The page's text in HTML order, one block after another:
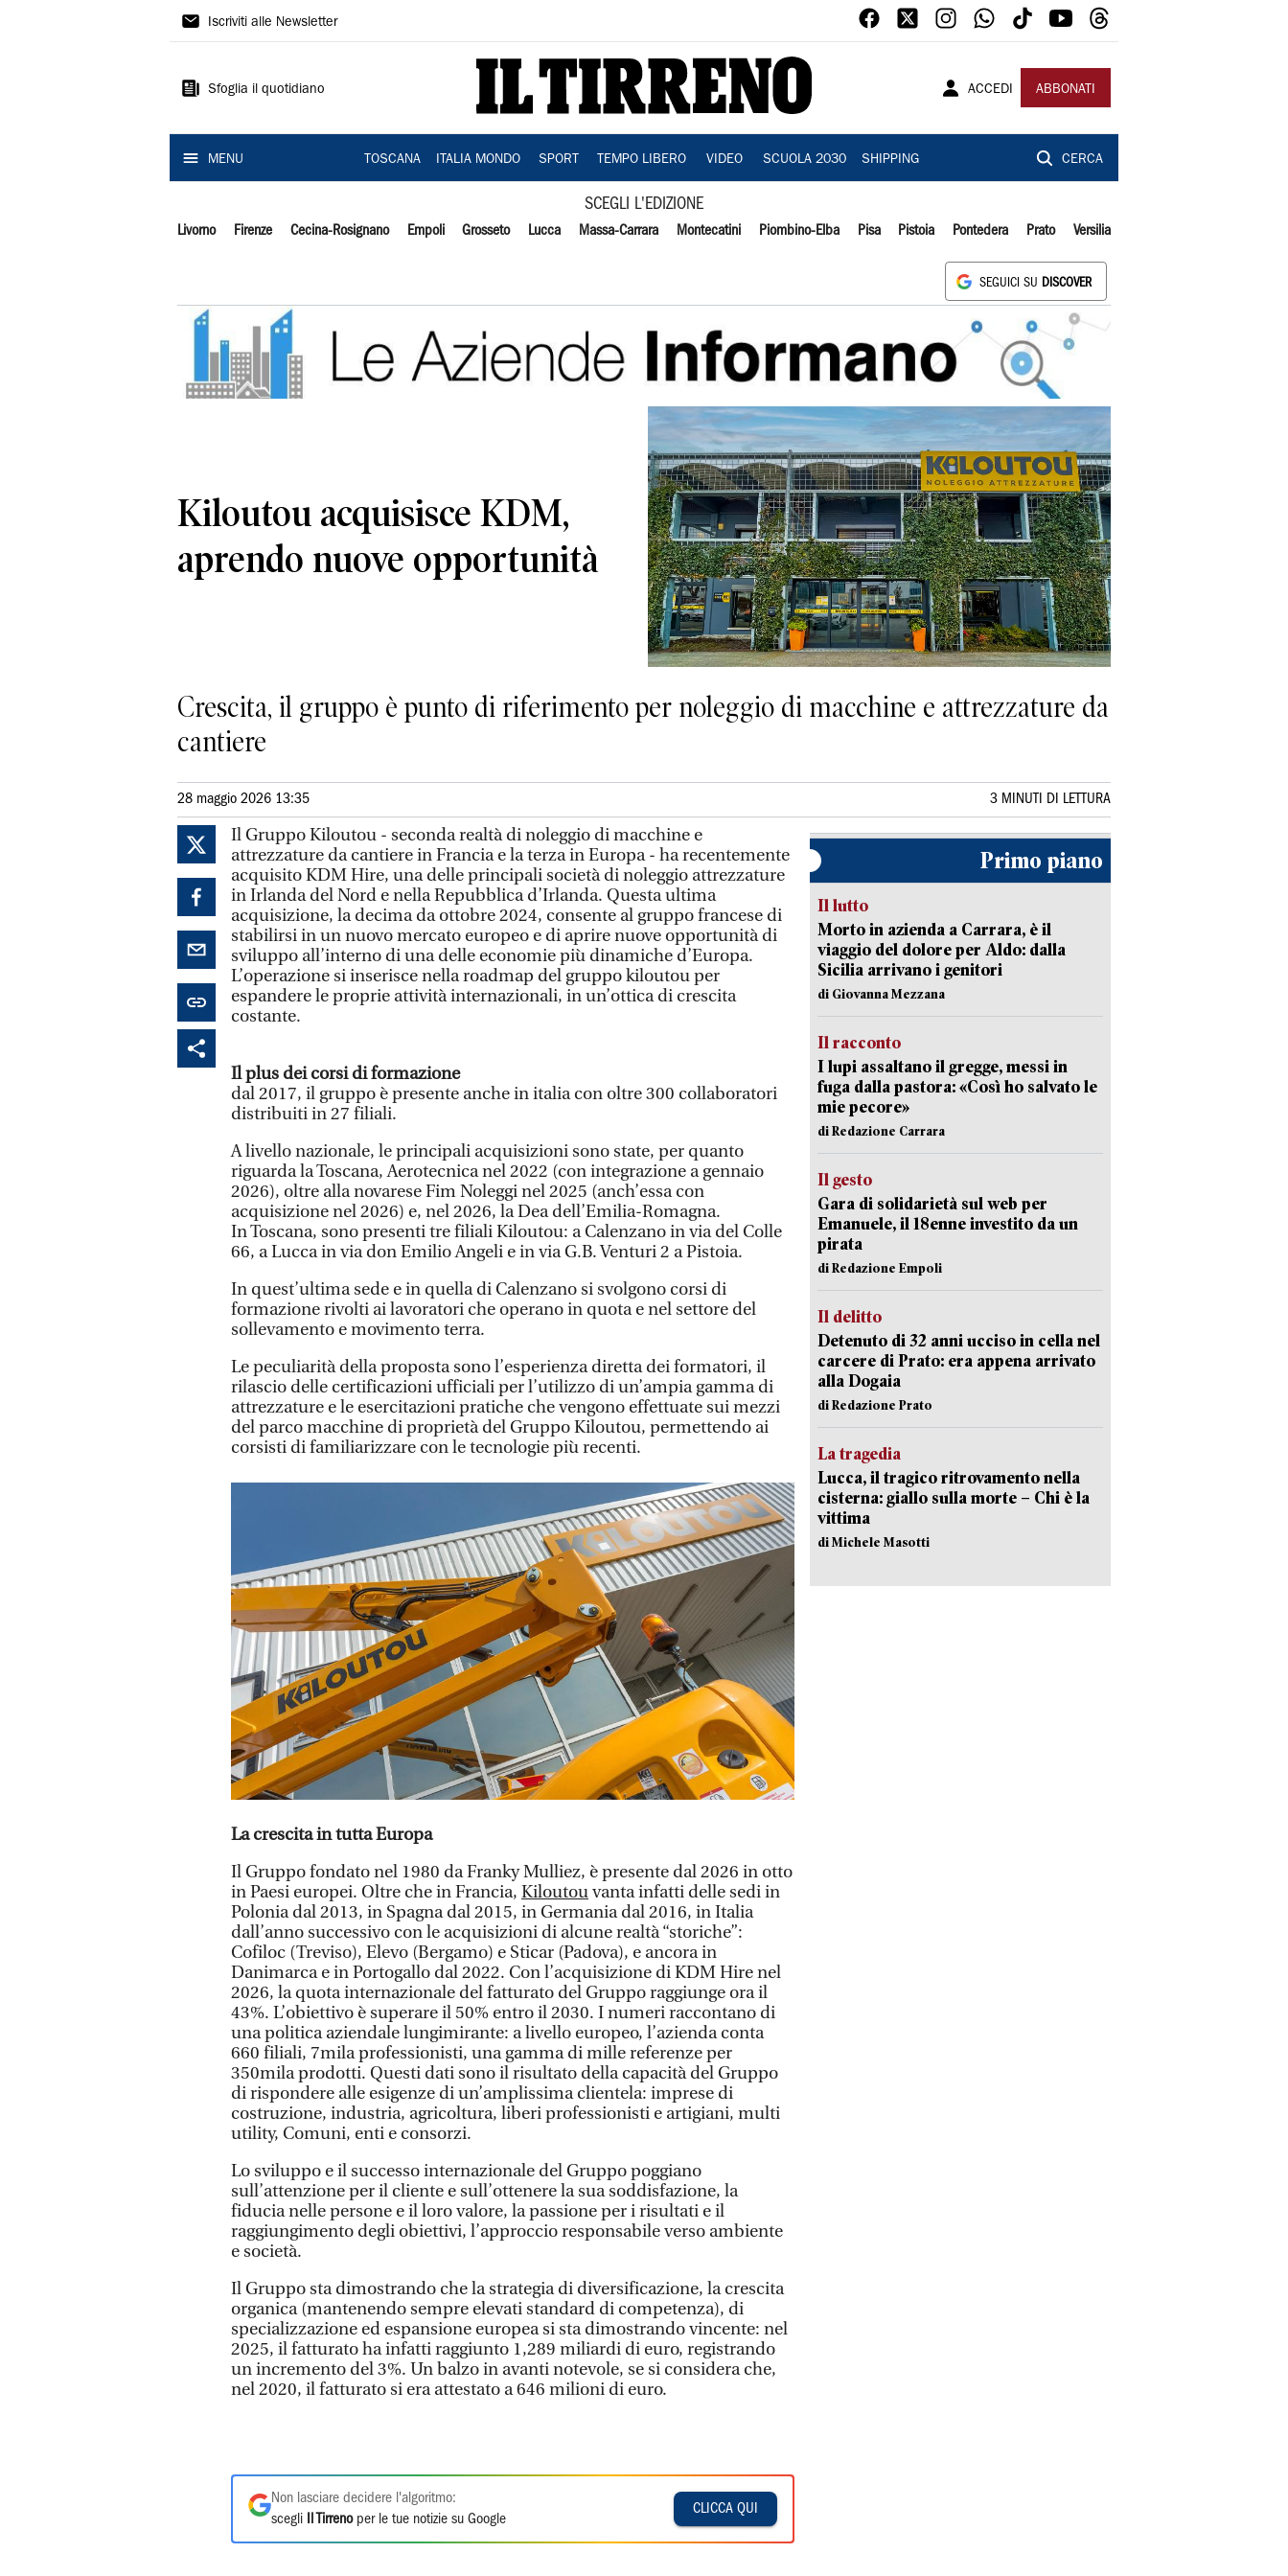
Il
Iscriviti alle Newsletter
Sfoglia il quotidiano ACCEDI ABBONATI
MENU TOSCANA ITALIA MONDO SPORT TEMPO LIBERO VIDEO SCUOLA 2030 SHIPPING CERCA
SCEGLI L'EDIZIONE
Livorno Firenze Cecina-Rosignano Empoli Grosseto Lucca Massa-Carrara Montecatini Piombino-Elba Pisa Pistoia Pontedera Prato Versilia
SEGUICI SU DISCOVER
Kiloutou acquisisce KDM,
aprendo nuove opportunità
Crescita, il gruppo è punto di riferimento per noleggio di macchine e attrezzature da
cantiere
28 maggio 2026 13:35 3 MINUTI DI LETTURA
Il Gruppo Kiloutou - seconda realtà di noleggio di macchine e
attrezzature da cantiere in Francia e la terza in Europa - ha recentemente
acquisito KDM Hire, una delle principali società di noleggio attrezzature
in Irlanda del Nord e nella Repubblica d’Irlanda. Questa ultima
acquisizione, la decima da ottobre 2024, consente al gruppo francese di
stabilirsi in un nuovo mercato europeo e di aprire nuove opportunità di
sviluppo all’interno di una delle economie più dinamiche d’Europa.
L’operazione si inserisce nella roadmap del gruppo kiloutou per
espandere le proprie attività internazionali, in un’ottica di crescita
costante.
Il plus dei corsi di formazione
dal 2017, il gruppo è presente anche in italia con oltre 300 collaboratori
distribuiti in 27 filiali.
A livello nazionale, le principali acquisizioni sono state, per quanto
riguarda la Toscana, Aerotecnica nel 2022 (con integrazione a gennaio
2026), oltre alla novarese Fim Noleggi nel 2025 (anch’essa con
acquisizione nel 2026) e, nel 2026, la Dea dell’Emilia-Romagna.
In Toscana, sono presenti tre filiali Kiloutou: a Calenzano in via del Colle
66, a Lucca in via don Emilio Angeli e in via G.B. Venturi 2 a Pistoia.
In quest’ultima sede e in quella di Calenzano si svolgono corsi di
formazione rivolti ai lavoratori che operano in quota e nel settore del
sollevamento e movimento terra.
Le peculiarità della proposta sono l’esperienza diretta dei formatori, il
rilascio delle certificazioni ufficiali per l’utilizzo di un’ampia gamma di
attrezzature e le esercitazioni pratiche che vengono effettuate sui mezzi
del parco macchine di proprietà del Gruppo Kiloutou, permettendo ai
corsisti di familiarizzare con le tecnologie più recenti.
La crescita in tutta Europa
Il Gruppo fondato nel 1980 da Franky Mulliez, è presente dal 2026 in otto
in Paesi europei. Oltre che in Francia, Kiloutouvanta infatti delle sedi in
Polonia dal 2013, in Spagna dal 2015, in Germania dal 2016, in Italia
dall’anno successivo con le acquisizioni di alcune realtà “storiche”:
Cofiloc (Treviso), Elevo (Bergamo) e Sticar (Padova), e ancora in
Danimarca e in Portogallo dal 2022. Con l’acquisizione di KDM Hire nel
2026, la quota internazionale del fatturato del Gruppo raggiunge ora il
43%. L’obiettivo è superare il 50% entro il 2030. I numeri raccontano di
una politica aziendale lungimirante: a livello europeo, l’azienda conta
660 filiali, 7mila professionisti, una gamma di mille referenze per
350mila prodotti. Questi dati sono il risultato della capacità del Gruppo
di rispondere alle esigenze di un’amplissima clientela: imprese di
costruzione, industria, agricoltura, liberi professionisti e artigiani, multi
utility, Comuni, enti e consorzi.
Lo sviluppo e il successo internazionale del Gruppo poggiano
sull’attenzione per il cliente e sull’ottenere la sua soddisfazione, la
fiducia nelle persone e il loro valore, la passione per i risultati e il
raggiungimento degli obiettivi, l’approccio responsabile verso ambiente
e società.
Il Gruppo sta dimostrando che la strategia di diversificazione, la crescita
organica (mantenendo sempre elevati standard di competenza), di
specializzazione ed espansione europea si sta dimostrando vincente: nel
2025, il fatturato ha infatti raggiunto 1,289 miliardi di euro, registrando
un incremento del 3%. Un balzo in avanti notevole, se si considera che,
nel 2020, il fatturato si era attestato a 646 milioni di euro.
Non lasciare decidere l'algoritmo:
scegli
Il Tirrenoper le tue notizie su Google
CLICCA QUI
Primo piano
Il lutto
Morto in azienda a Carrara, è il
viaggio del dolore per Aldo: dalla
Sicilia arrivano i genitori
di Giovanna Mezzana
Il racconto
I lupi assaltano il gregge, messi in
fuga dalla pastora: «Così ho salvato le
mie pecore»
di Redazione Carrara
Il gesto
Gara di solidarietà sul web per
Emanuele, il 18enne investito da un
pirata
di Redazione Empoli
Il delitto
Detenuto di 32 anni ucciso in cella nel
carcere di Prato: era appena arrivato
alla Dogaia
di Redazione Prato
La tragedia
Lucca, il tragico ritrovamento nella
cisterna: giallo sulla morte – Chi è la
vittima
di Michele Masotti